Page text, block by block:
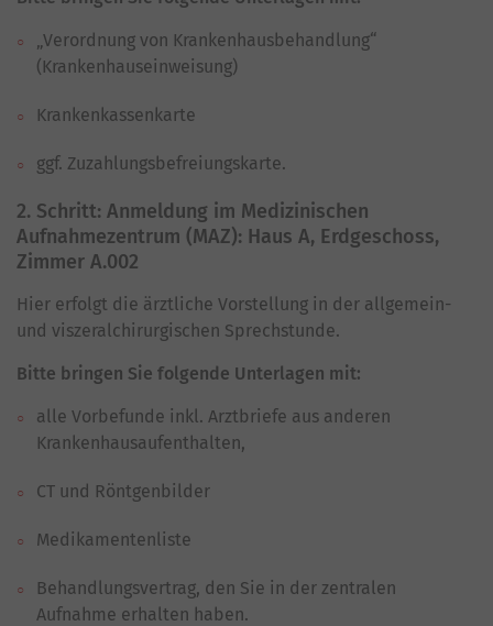
„Verordnung von Krankenhausbehandlung“
(Krankenhauseinweisung)
Krankenkassenkarte
ggf. Zuzahlungsbefreiungskarte.
2. Schritt: Anmeldung im Medizinischen
Aufnahmezentrum (MAZ): Haus A, Erdgeschoss,
Zimmer A.002
Hier erfolgt die ärztliche Vorstellung in der allgemein-
und viszeralchirurgischen Sprechstunde.
Bitte bringen Sie folgende Unterlagen mit:
alle Vorbefunde inkl. Arztbriefe aus anderen
Krankenhausaufenthalten,
CT und Röntgenbilder
Medikamentenliste
Behandlungsvertrag, den Sie in der zentralen
Aufnahme erhalten haben.